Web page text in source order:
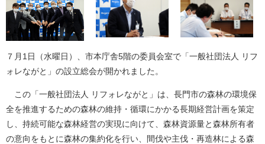
７月1日（水曜日）、市本庁舎5階の委員会室で「一般社団法人 リフ
ォレながと」の設立総会が開かれました。
この「一般社団法人 リフォレながと」は、長門市の森林の環境保
全を推進するための森林の維持・循環にかかる長期経営計画を策定
し、持続可能な森林経営の実現に向けて、森林資源量と森林所有者
の意向をもとに森林の集約化を行い、間伐や主伐・再造林による森